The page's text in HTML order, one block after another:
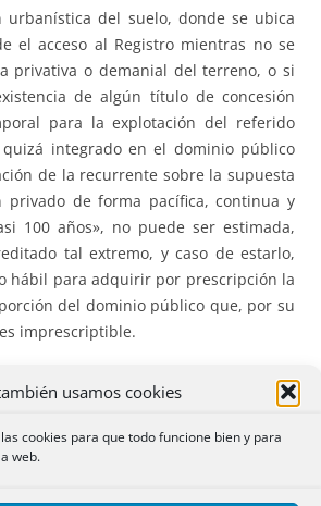
usamos cookies
cookies para que todo funcione bien y para
web.
urbanística del suelo, donde se ubica
el acceso al Registro mientras no se
privativa o demanial del terreno, o si
de algún título de concesión
para la explotación del referido
integrado en el dominio público
de la recurrente sobre la supuesta
privado de forma pacífica, continua y
100 años», no puede ser estimada,
tal extremo, y caso de estarlo,
hábil para adquirir por prescripción la
del dominio público que, por su
imprescriptible.
DE LA SOCIEDAD DE GANANCIALES
LA SEGUNDA ESPOSA DEL
la intervención de la viuda en la
conyugal del matrimonio anterior